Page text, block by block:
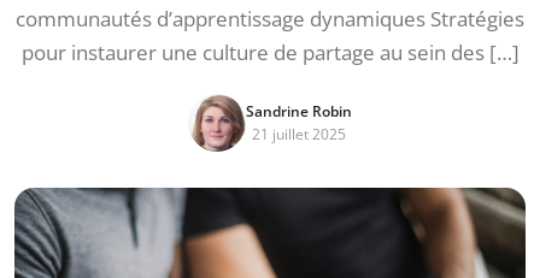
communautés d’apprentissage dynamiques Stratégies
pour instaurer une culture de partage au sein des […]
Sandrine Robin
21 juillet 2025